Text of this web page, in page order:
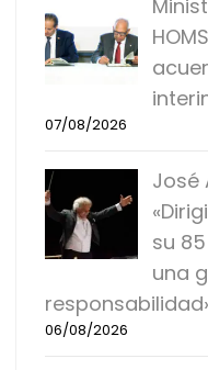
07/08/2026
José
su
una
06/08/2026